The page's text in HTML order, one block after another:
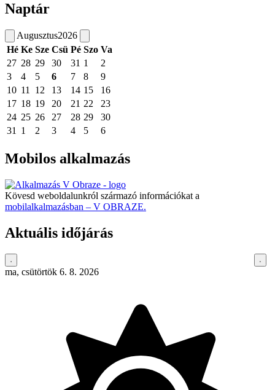
Naptár
Augusztus2026
Hé Ke Sze Csü Pé Szo Va
27 28 29 30 31 1
2
3
4 5 6 7 8
9
10 11 12 13 14 15
16
17 18 19 20 21 22
23
24 25 26 27 28 29
30
31
1 2 3 4 5 6
Mobilos alkalmazás
Kövesd weboldalunkról származó információkat a
mobilalkalmazásban – V OBRAZE.
Aktuális időjárás
ma, csütörtök 6. 8. 2026